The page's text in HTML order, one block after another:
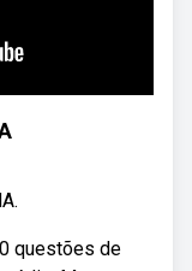
questões de